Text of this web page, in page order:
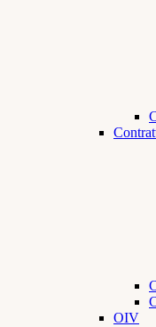
OIV